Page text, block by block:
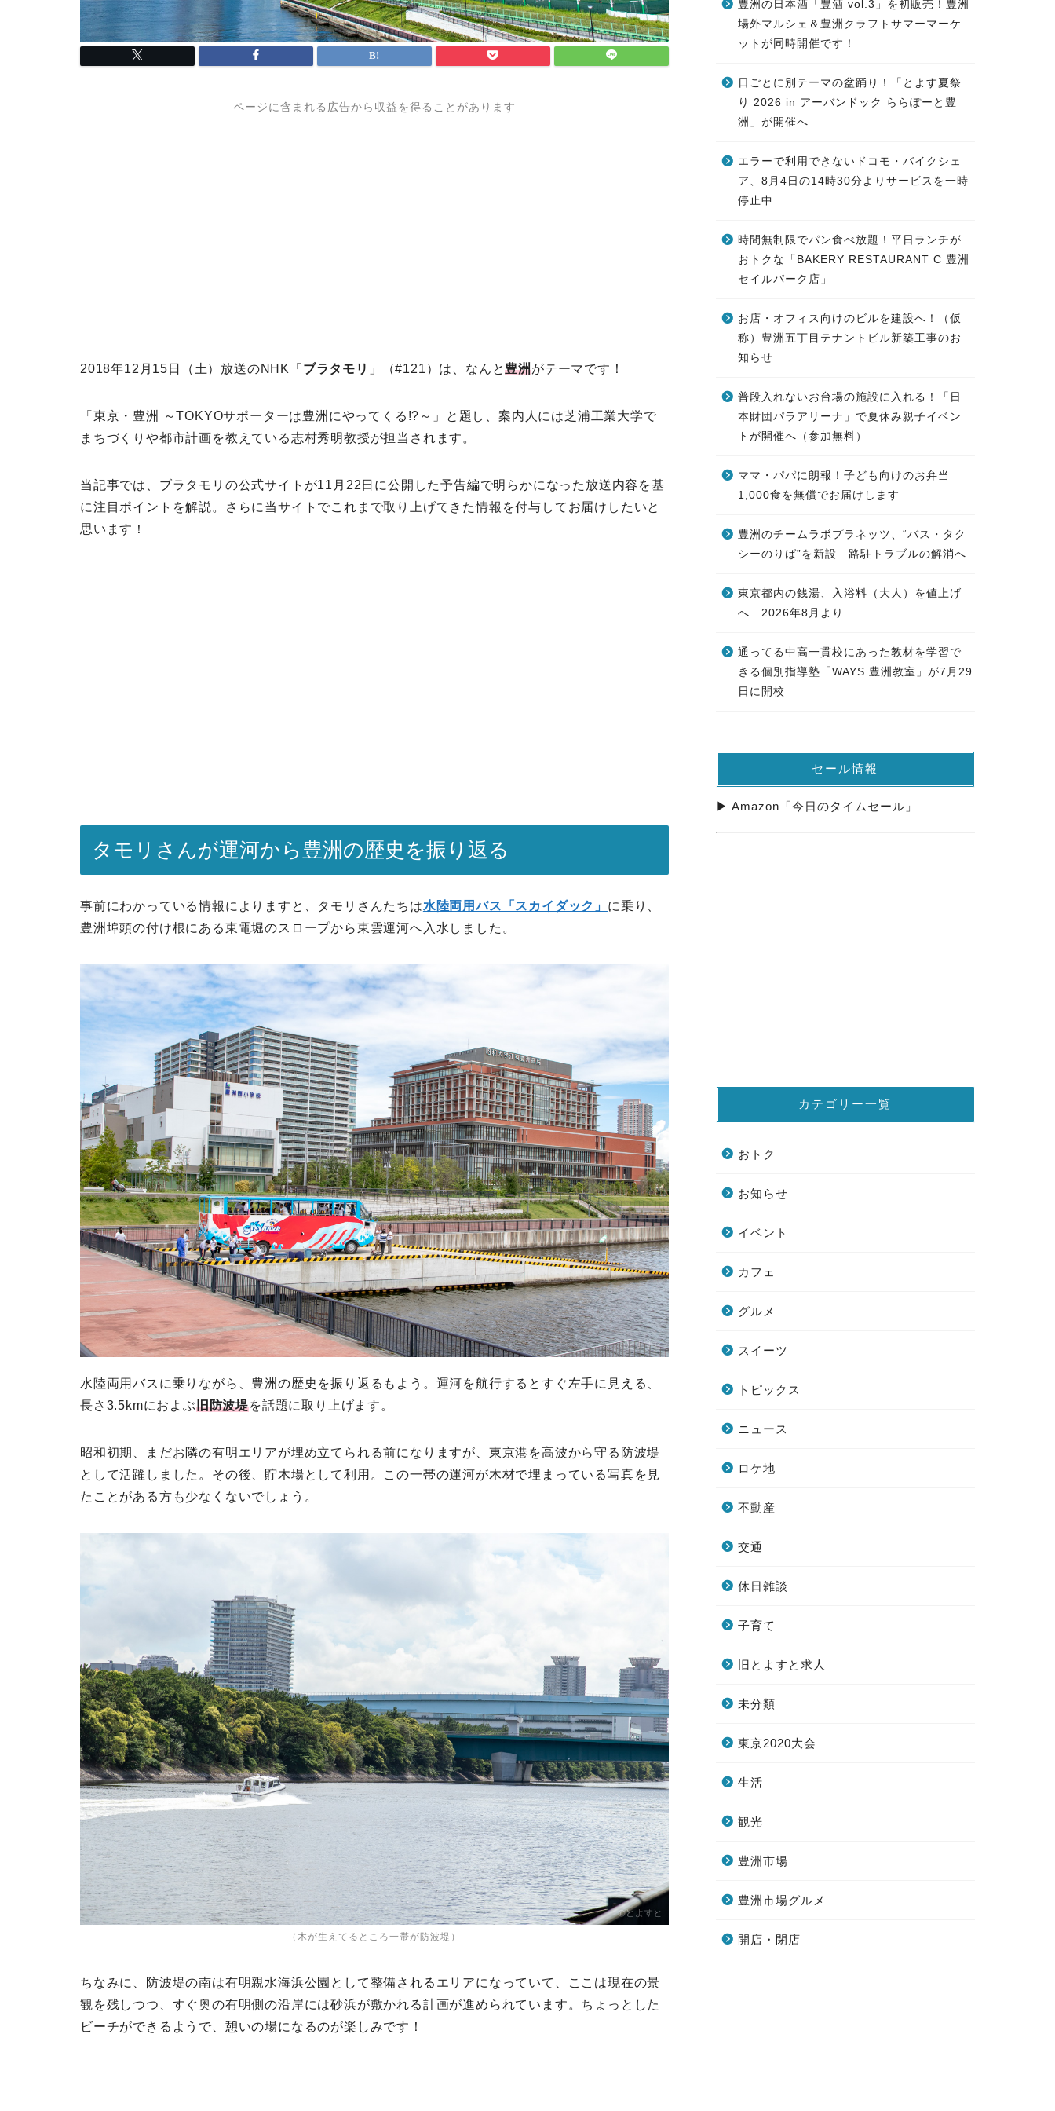
ページに含まれる広告から収益を得ることがあります
2018年12月15日（土）放送のNHK「 ブラタモリ 」（#121）は、なんと豊洲がテーマです！
「東京・豊洲 ～TOKYOサポーターは豊洲にやってくる!?～」と題し、案内人には芝浦工業大学で
まちづくりや都市計画を教えている志村秀明教授が担当されます。
当記事では、ブラタモリの公式サイトが11月22日に公開した予告編で明らかになった放送内容を基
に注目ポイントを解説。さらに当サイトでこれまで取り上げてきた情報を付与してお届けしたいと
思います！
タモリさんが運河から豊洲の歴史を振り返る
事前にわかっている情報によりますと、タモリさんたちは水陸両用バス「スカイダック」 に乗り、
豊洲埠頭の付け根にある東電堀のスロープから東雲運河へ入水しました。
水陸両用バスに乗りながら、豊洲の歴史を振り返るもよう。運河を航行するとすぐ左手に見える、
長さ3.5kmにおよぶ旧防波堤を話題に取り上げます。
昭和初期、まだお隣の有明エリアが埋め立てられる前になりますが、東京港を高波から守る防波堤
として活躍しました。その後、貯木場として利用。この一帯の運河が木材で埋まっている写真を見
たことがある方も少なくないでしょう。
（木が生えてるところ一帯が防波堤）
ちなみに、防波堤の南は有明親水海浜公園として整備されるエリアになっていて、ここは現在の景
観を残しつつ、すぐ奥の有明側の沿岸には砂浜が敷かれる計画が進められています。ちょっとした
ビーチができるようで、憩いの場になるのが楽しみです！
豊洲の日本酒「豊酒 vol.3」を初販売！豊洲
場外マルシェ＆豊洲クラフトサマーマーケ
ットが同時開催です！
日ごとに別テーマの盆踊り！「とよす夏祭
り 2026 in アーバンドック ららぽーと豊
洲」が開催へ
エラーで利用できないドコモ・バイクシェ
ア、8月4日の14時30分よりサービスを一時
停止中
時間無制限でパン食べ放題！平日ランチが
おトクな「BAKERY RESTAURANT C 豊洲
セイルパーク店」
お店・オフィス向けのビルを建設へ！（仮
称）豊洲五丁目テナントビル新築工事のお
知らせ
普段入れないお台場の施設に入れる！「日
本財団パラアリーナ」で夏休み親子イベン
トが開催へ（参加無料）
ママ・パパに朗報！子ども向けのお弁当
1,000食を無償でお届けします
豊洲のチームラボプラネッツ、“バス・タク
シーのりば”を新設 路駐トラブルの解消へ
東京都内の銭湯、入浴料（大人）を値上げ
へ 2026年8月より
通ってる中高一貫校にあった教材を学習で
きる個別指導塾「WAYS 豊洲教室」が7月29
日に開校
セール情報
▶ Amazon「今日のタイムセール」
カテゴリー一覧
おトク
お知らせ
イベント
カフェ
グルメ
スイーツ
トピックス
ニュース
ロケ地
不動産
交通
休日雑談
子育て
旧とよすと求人
未分類
東京2020大会
生活
観光
豊洲市場
豊洲市場グルメ
開店・閉店